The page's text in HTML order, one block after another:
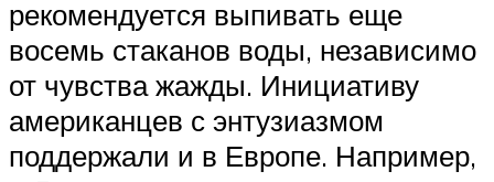
рекомендуется выпивать еще
восемь стаканов воды, независимо
от чувства жажды. Инициативу
американцев с энтузиазмом
поддержали и в Европе. Например,